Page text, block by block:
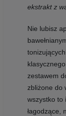
ekstrakt z
Nie lubisz
zestawem
zbliżone do
wszystko to
łagodzące,